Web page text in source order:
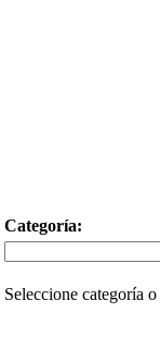
Categoría:
Seleccione categoría